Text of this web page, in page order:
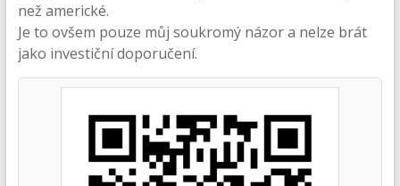
než americké.
Je to ovšem pouze můj soukromý názor a nelze brát
jako investiční doporučení.